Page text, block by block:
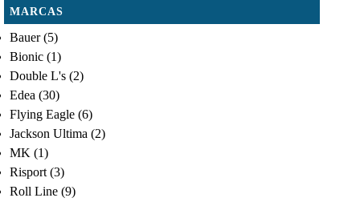
MARCAS
Bauer(5)
Bionic (1)
Double L's (2)
Edea (30)
Flying Eagle (6)
Jackson Ultima (2)
MK (1)
Risport (3)
Roll Line (9)